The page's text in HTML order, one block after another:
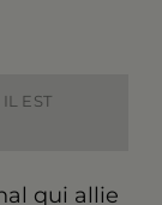
EST
qui allie